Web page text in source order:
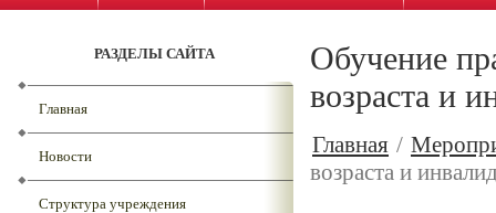
РАЗДЕЛЫ САЙТА
Главная
Новости
Структура учреждения
Обучение
возраста и
Главная /
возраста и